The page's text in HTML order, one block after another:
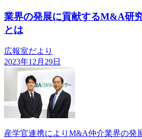
業界の発展に貢献するM&A研
とは
広報室だより
2023年12月29日
産学官連携によりM&A仲介業界の発